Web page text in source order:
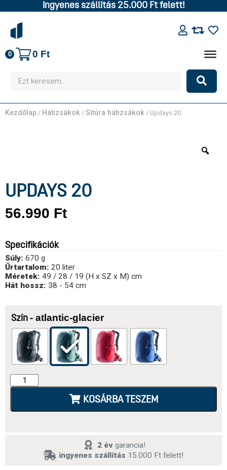
Ingyenes szállítás 25.000 Ft felett!
0 0 Ft
Kezdőlap / Hátizsákok / Sítúra hátizsákok / Updays 20
UPDAYS 20
56.990 Ft
Specifikációk
Súly: 670 g
Űrtartalom: 20 liter
Méretek: 49 / 28 / 19 (H x SZ x M) cm
Hát hossz: 38 - 54 cm
Szín - atlantic-glacier
KOSÁRBA TESZEM
2 évgarancia!
ingyenes szállítás 15.000 Ft felett!